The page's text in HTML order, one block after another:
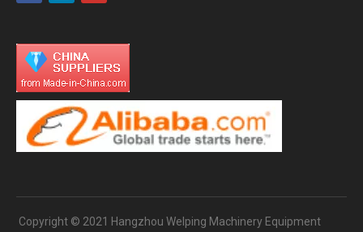
Copyright © 2021 Hangzhou Welping Machinery Equipment